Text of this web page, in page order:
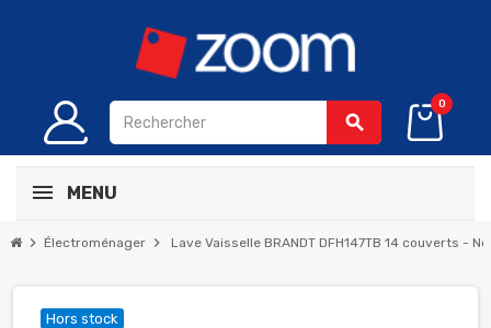
search
0
MENU
chevron_right Électroménager chevron_right Lave Vaisselle BRANDT DFH147TB 14 couverts -
Hors stock